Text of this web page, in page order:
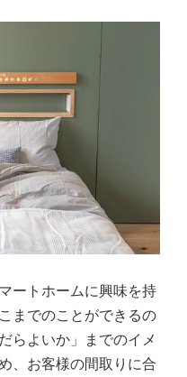
ートホームに興味を持
までのことができるの
らよいか」までのイメ
、お客様の間取りに合